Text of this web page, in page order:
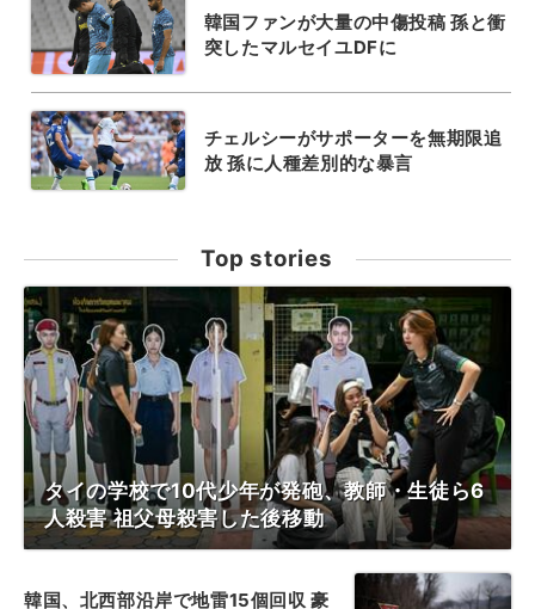
韓国ファンが大量の中傷投稿 孫と衝
突したマルセイユDFに
チェルシーがサポーターを無期限追
放 孫に人種差別的な暴言
Top stories
タイの学校で10代少年が発砲、教師・生徒ら6
人殺害 祖父母殺害した後移動
韓国、北西部沿岸で地雷15個回収 豪